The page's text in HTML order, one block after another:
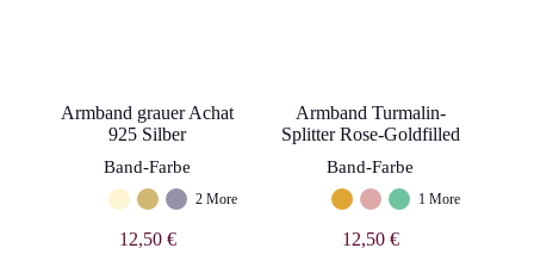
Armband grauer Achat
925 Silber
Band-Farbe
2 More
12,50 €
Armband Turmalin-
Splitter Rose-Goldfilled
Band-Farbe
1 More
12,50 €